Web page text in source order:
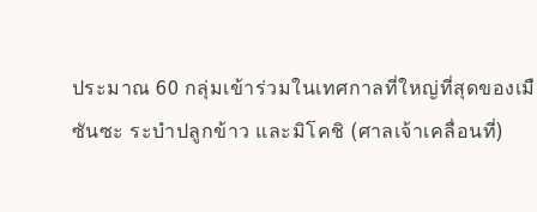
ประมาณ 60 กลุ่มเข้าร่วมในเทศกาลที่ใหญ่ที่สุดของเ
ซันซะ ระบำปลูกข้าว และมิโคชิ (ศาลเจ้าเคลื่อนที่)